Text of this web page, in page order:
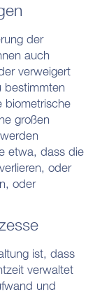
der
auch
verweigert
bestimmten
biometrische
großen
etwa, dass die
oder
oder
ist, dass
verwaltet
und